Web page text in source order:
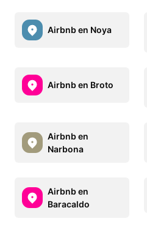
Airbnb en Noya
Airbnb en Broto
Airbnb en
Narbona
Airbnb en
Baracaldo